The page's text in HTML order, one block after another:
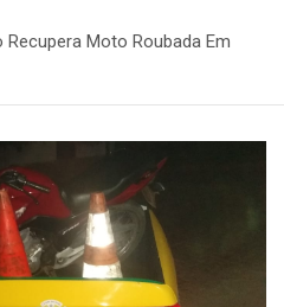
Moto Roubada Em